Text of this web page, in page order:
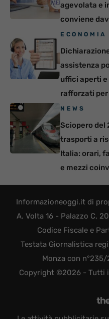
agevolata e
conviene
ECONOMIA
assistenza
uffici aperti
rafforzati per
NEWS
Sciopero del
trasporti a
Italia: orari,
e mezzi
Informazioneoggi.it di
A. Volta 16 - Palazzo C,
Codice Fiscale e
Testata Giornalistica
Monza con
Copyright ©2026 - Tutti